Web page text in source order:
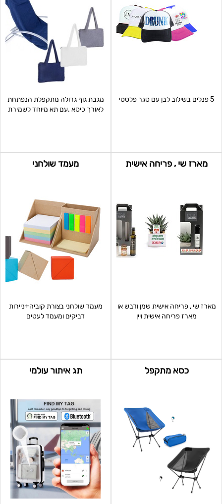
5 פנלים בשילוב לבן עם סגר פלסטי
מגבת גוף גדולה מתקפלת הנפתחת
לאורך כיסא .עם תא מיוחד לשמירת
מארז שי , פריחה אישית
מארז שי , פריחה אישית שמן ודבש או
מארז פריחה אישית ויין
מעמד שולחני
מעמד שולחני בצורת קוביה+ניירות
דביקים ומעמד לעטים
כסא מתקפל תג איתור עולמי